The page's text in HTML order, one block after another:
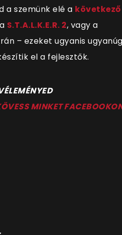
a szemünk elé a következő
S.T.A.L.K.E.R. 2, vagy a
– ezeket ugyanis
el a fejlesztők.
MINKET